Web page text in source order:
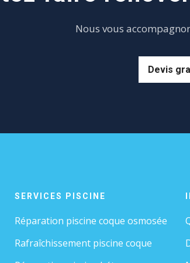
Nous vous
Devis
SERVICES PISCINE
Réparation piscine coque osmosée
Rafraîchissement piscine coque